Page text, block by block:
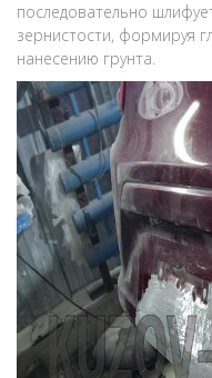
последовательно
зернистости, формируя
нанесению грунта.